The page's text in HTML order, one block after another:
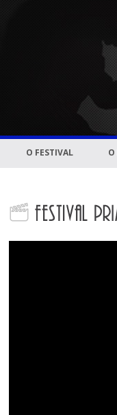
O FESTIVAL O